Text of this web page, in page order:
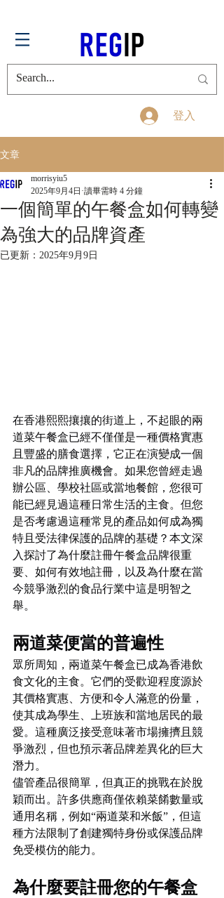
登入
文章
一個簡單的午餐盒如何轉變
為強大的品牌資產
morrisyiu5
2025年9月4日 讀畢需時 4 分鐘
已更新： 2025年9月9日
在香港熙熙攘攘的街道上，不起眼的兩
道菜午餐盒已經不僅僅是一種價格實惠
且豐盛的膳食選擇，它正在演變成一個
非凡的品牌推廣機會。如果您曾經走過
辦公區、學校社區或當地餐館，您很可
能已經見過這種日常生活的主食。但您
是否考慮過這種常見的產品如何成為獨
特且受法律保護的品牌的基礎？本文深
入探討了為什麼註冊午餐盒品牌很重
要、如何有效地註冊，以及為什麼在當
今競爭激烈的食品行業中這是明智之
舉。
兩道菜便當的普遍性
眾所周知，兩道菜午餐盒已成為香港飲
食文化的主食。它們的受歡迎程度源於
其價格實惠、方便和令人滿意的份量，
使其成為學生、上班族和當地居民的最
愛。這種廣泛接受意味著市場擁擠且競
爭激烈，但也預示著品牌差異化的巨大
潛力。
儘管產品很簡單，但真正的挑戰在於脫
穎而出。許多供應商僅依賴菜餚數量或
通用名稱，例如“兩道菜和米飯”，但這
種方法限制了創建獨特身份或保護品牌
免受模仿的能力。
為什麼要註冊您的午餐盒